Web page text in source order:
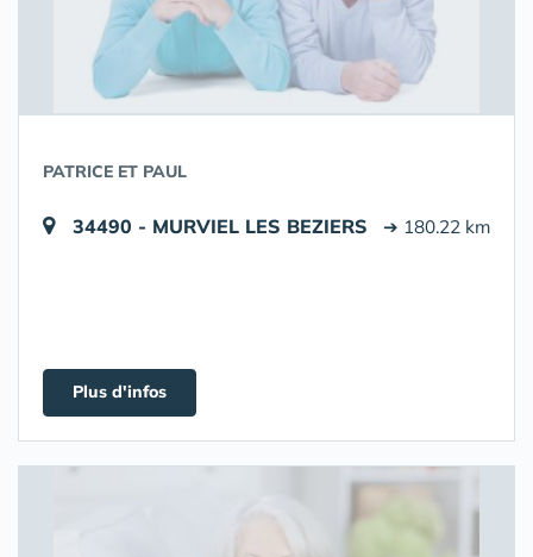
PATRICE ET PAUL
34490 - MURVIEL LES BEZIERS ➔ 180.22 km
Plus d'infos